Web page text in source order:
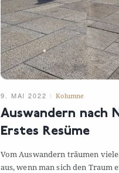
9. MAI 2022 Kolumne
Auswandern nach
Erstes Resüme
Vom Auswandern träumen
aus, wenn man sich den Traum